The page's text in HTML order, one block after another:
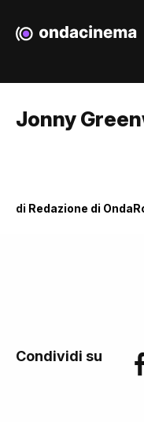
Jonny
di Redazione di
Condividi su